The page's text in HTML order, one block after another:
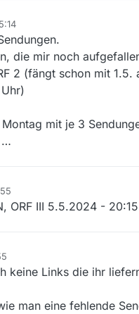
die mir noch
2 (fängt schon mit 1.5.
mit je 3
…
ORF III 5.5.2024 -
keine Links die ihr
man eine fehlende